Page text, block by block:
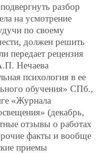
разбор
на усмотрение
по своему
должен решить
передает рецензия
Нечаева
психология в ее
обучения» СПб.,
«Журнала
(декабрь,
отзывы о работах
факты и вообще
приемы